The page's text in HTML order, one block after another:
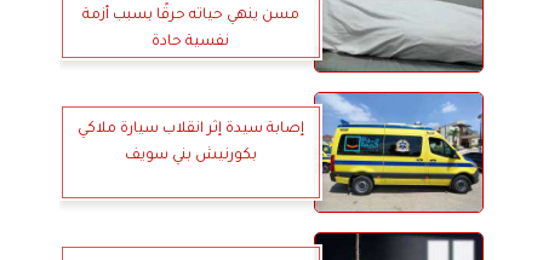
مسن ينهي حياته حرقًا بسبب أزمة
نفسية حادة
إصابة سيدة إثر انقلاب سيارة ملاكي
بكورنيش بني سويف